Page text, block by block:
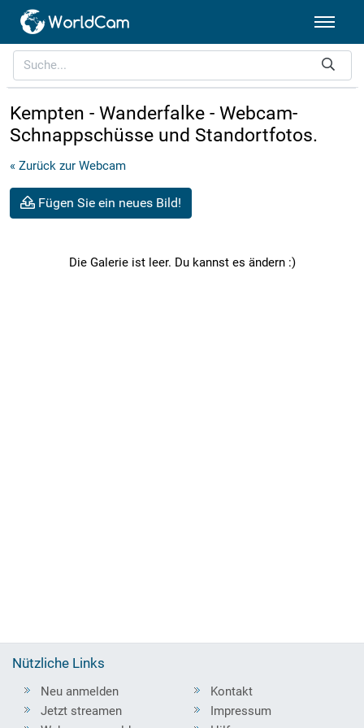
Kempten - Wanderfalke - Webcam-
Schnappschüsse und Standortfotos.
« Zurück zur Webcam
Fügen Sie ein neues Bild!
Die Galerie ist leer. Du kannst es ändern :)
Nützliche Links
Neu anmelden
Jetzt streamen
Kontakt
Impressum